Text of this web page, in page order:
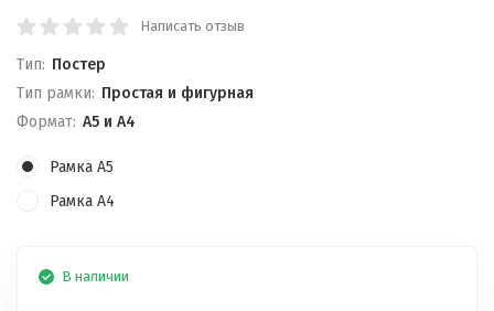
Написать отзыв
Тип: Постер
Тип рамки: Простая и фигурная
Формат: А5 и А4
Рамка А5
Рамка А4
В наличии